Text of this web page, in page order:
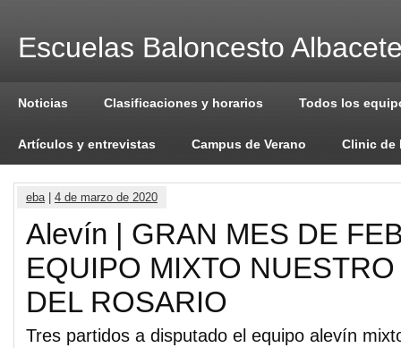
Escuelas Baloncesto
Noticias Clasificaciones y horarios Todos los
Artículos y entrevistas Campus de Verano Clinic de
eba| 4 de marzo de 2020
Alevín | GRAN MES DE
EQUIPO MIXTO
DEL ROSARIO
Tres partidos a disputado el equipo alevín